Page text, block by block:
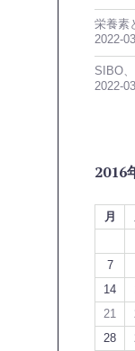
栄養素
2022-
SIBO
2022-
2016
月
7
14
21
28